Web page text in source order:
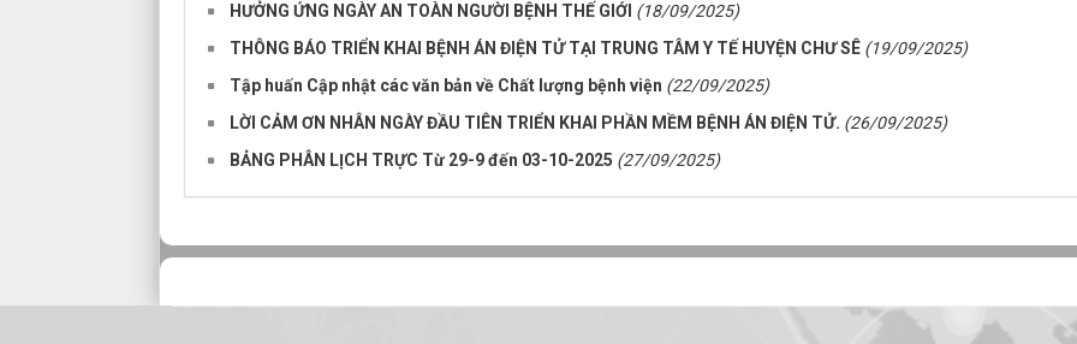
HƯỞNG ỨNG NGÀY AN TOÀN NGƯỜI BỆNH THẾ GIỚI (18/09/2025)
THÔNG BÁO TRIỂN KHAI BỆNH ÁN ĐIỆN TỬ TẠI TRUNG TÂM Y TẾ HUYỆN CHƯ SÊ (19/09/2025)
Tập huấn Cập nhật các văn bản về Chất lượng bệnh viện (22/09/2025)
LỜI CẢM ƠN NHÂN NGÀY ĐẦU TIÊN TRIỂN KHAI PHẦN MỀM BỆNH ÁN ĐIỆN TỬ. (26/09/2025)
BẢNG PHÂN LỊCH TRỰC Từ 29-9 đến 03-10-2025 (27/09/2025)